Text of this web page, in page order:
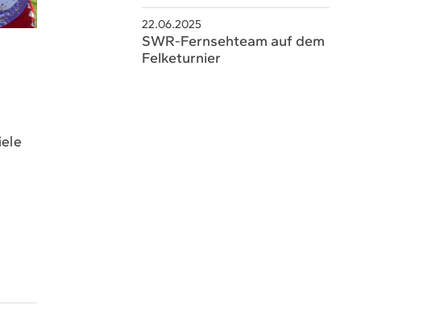
22.06.2025
SWR-Fernsehteam auf dem
Felketurnier